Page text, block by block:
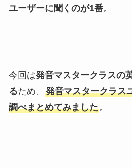
ユーザーに聞くのが1番。
今回は発音マスタークラスの
るため、 発音マスタークラス
調べまとめてみました。